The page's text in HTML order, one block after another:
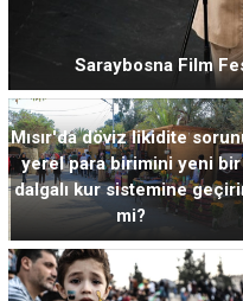
Saraybosna Film
Mısır'da döviz likidite
yerel para birimini yeni bir
dalgalı kur sistemine
mi?